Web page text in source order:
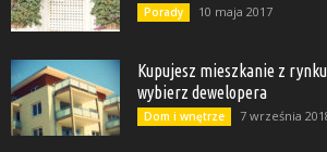
Porady 10 maja 2017
Kupujesz mieszkanie z
wybierz dewelopera
Dom i wnętrze 7 września